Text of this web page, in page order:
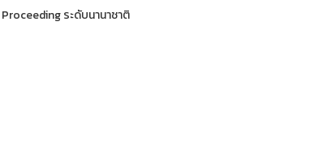
Proceeding ระดับนานาชาติ